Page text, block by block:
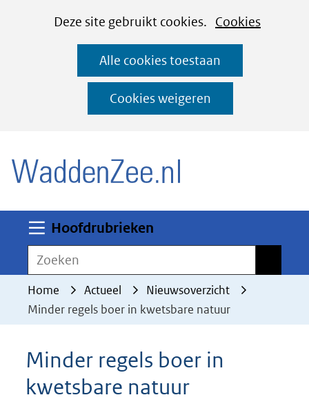
CookiesDeze site gebruikt cookies. Cookies
deze
worden
toegestaan
geweigerd.
Alle cookies toestaan
Cookies weigeren
Ga
naar
de
inhoud
Hoofdrubrieken
Zoeken
Home Actueel
Nieuwsoverzicht
Minder regels boer in kwetsbare natuur
Minder regels boer in
kwetsbare natuur